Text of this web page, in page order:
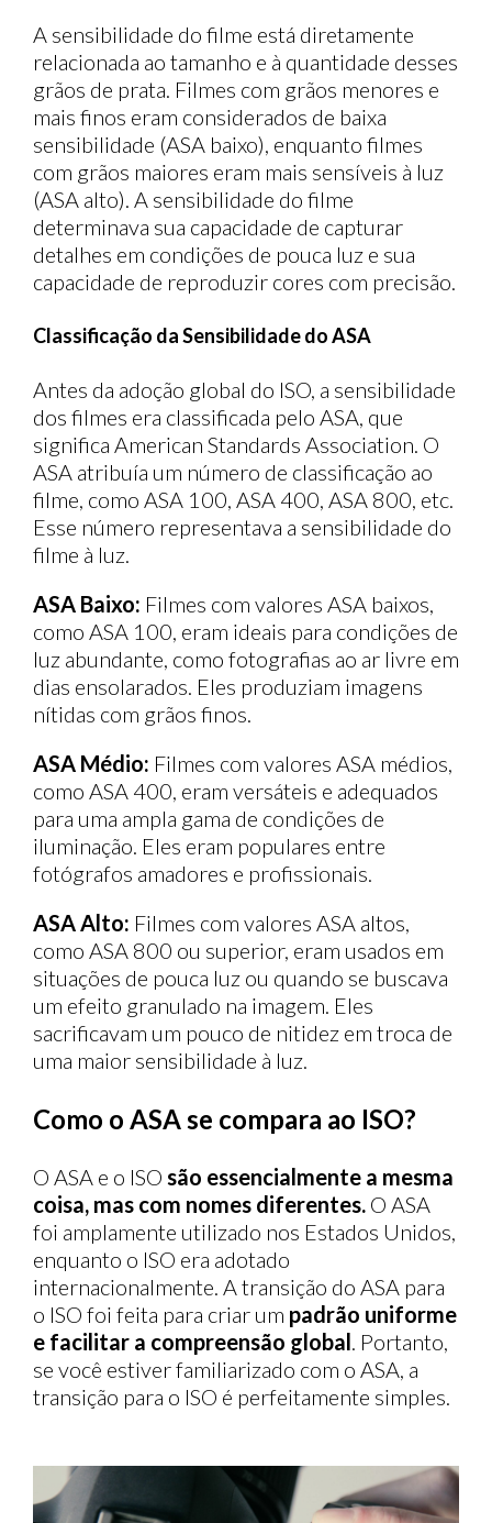
A sensibilidade do filme está diretamente
relacionada ao tamanho e à quantidade desses
grãos de prata. Filmes com grãos menores e
mais finos eram considerados de baixa
sensibilidade (ASA baixo), enquanto filmes
com grãos maiores eram mais sensíveis à luz
(ASA alto). A sensibilidade do filme
determinava sua capacidade de capturar
detalhes em condições de pouca luz e sua
capacidade de reproduzir cores com precisão.
Classificação da Sensibilidade do ASA
Antes da adoção global do ISO, a sensibilidade
dos filmes era classificada pelo ASA, que
significa American Standards Association. O
ASA atribuía um número de classificação ao
filme, como ASA 100, ASA 400, ASA 800, etc.
Esse número representava a sensibilidade do
filme à luz.
ASA Baixo: Filmes com valores ASA baixos,
como ASA 100, eram ideais para condições de
luz abundante, como fotografias ao ar livre em
dias ensolarados. Eles produziam imagens
nítidas com grãos finos.
ASA Médio: Filmes com valores ASA médios,
como ASA 400, eram versáteis e adequados
para uma ampla gama de condições de
iluminação. Eles eram populares entre
fotógrafos amadores e profissionais.
ASA Alto: Filmes com valores ASA altos,
como ASA 800 ou superior, eram usados em
situações de pouca luz ou quando se buscava
um efeito granulado na imagem. Eles
sacrificavam um pouco de nitidez em troca de
uma maior sensibilidade à luz.
Como o ASA se compara ao ISO?
O ASA e o ISO são essencialmente a mesma
coisa, mas com nomes diferentes. O ASA
foi amplamente utilizado nos Estados Unidos,
enquanto o ISO era adotado
internacionalmente. A transição do ASA para
o ISO foi feita para criar um padrão uniforme
e facilitar a compreensão global. Portanto,
se você estiver familiarizado com o ASA, a
transição para o ISO é perfeitamente simples.